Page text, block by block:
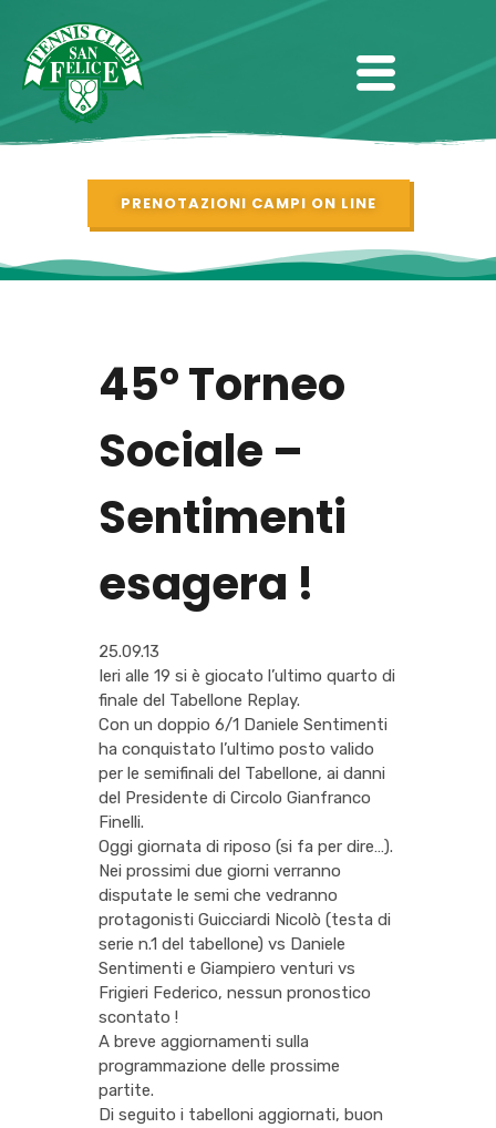
PRENOTAZIONI CAMPI ON LINE
45° Torneo
Sociale –
Sentimenti
esagera !
25.09.13
Ieri alle 19 si è giocato l’ultimo quarto di
finale del Tabellone Replay.
Con un doppio 6/1 Daniele Sentimenti
ha conquistato l’ultimo posto valido
per le semifinali del Tabellone, ai danni
del Presidente di Circolo Gianfranco
Finelli.
Oggi giornata di riposo (si fa per dire…).
Nei prossimi due giorni verranno
disputate le semi che vedranno
protagonisti Guicciardi Nicolò (testa di
serie n.1 del tabellone) vs Daniele
Sentimenti e Giampiero venturi vs
Frigieri Federico, nessun pronostico
scontato !
A breve aggiornamenti sulla
programmazione delle prossime
partite.
Di seguito i tabelloni aggiornati, buon